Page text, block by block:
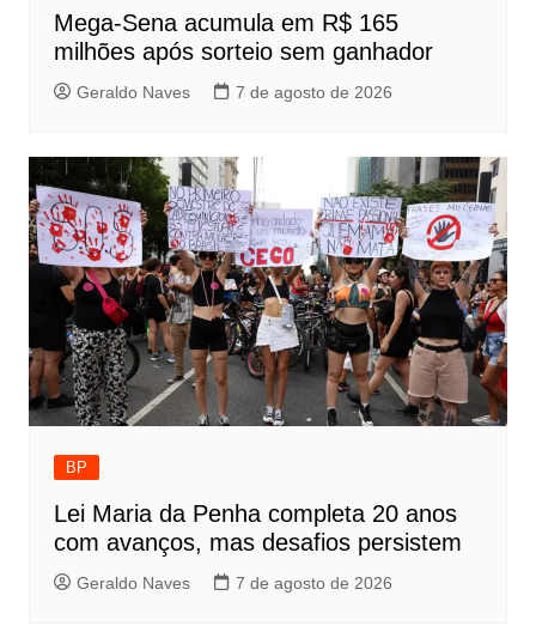
Mega-Sena acumula em R$ 165
milhões após sorteio sem ganhador
Geraldo Naves 7 de agosto de 2026
BP
Lei Maria da Penha completa 20 anos
com avanços, mas desafios persistem
Geraldo Naves 7 de agosto de 2026